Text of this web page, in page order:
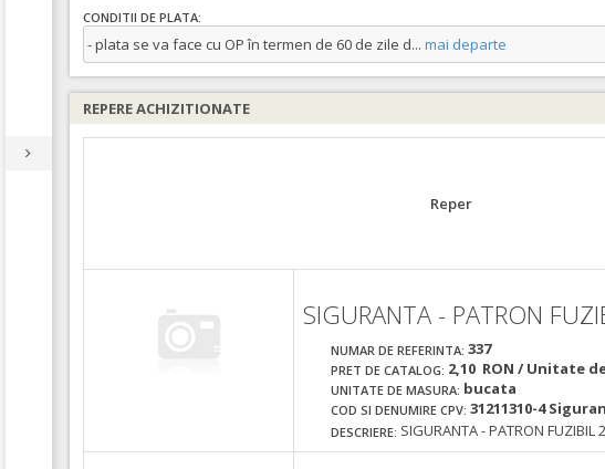
CONDITII DE PLATA:
- plata se va face cu OP în termen de 60 de zile d... mai departe
REPERE ACHIZITIONATE
Reper
SIGURANTA - PATRON
NUMAR DE REFERINTA: 337
PRET DE CATALOG: 2,10 RON / Unitate
UNITATE DE MASURA: bucata
COD SI DENUMIRE CPV: 31211310-4
DESCRIERE: SIGURANTA - PATRON FUZIBIL